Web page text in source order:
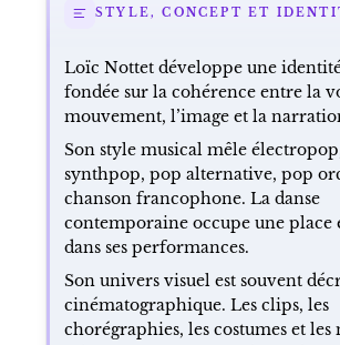
STYLE, CONCEPT ET
Loïc Nottet développe une
fondée sur la cohérence entre la
mouvement, l’image et la
Son style musical mêle
synthpop, pop alternative, pop
chanson francophone. La danse
contemporaine occupe une place
dans ses performances.
Son univers visuel est souvent
cinématographique. Les clips, les
chorégraphies, les costumes et les